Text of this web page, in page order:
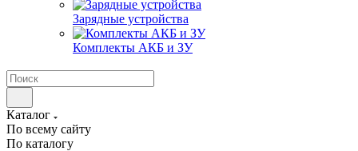
Зарядные устройства
Комплекты АКБ и ЗУ
Каталог
По всему сайту
По каталогу